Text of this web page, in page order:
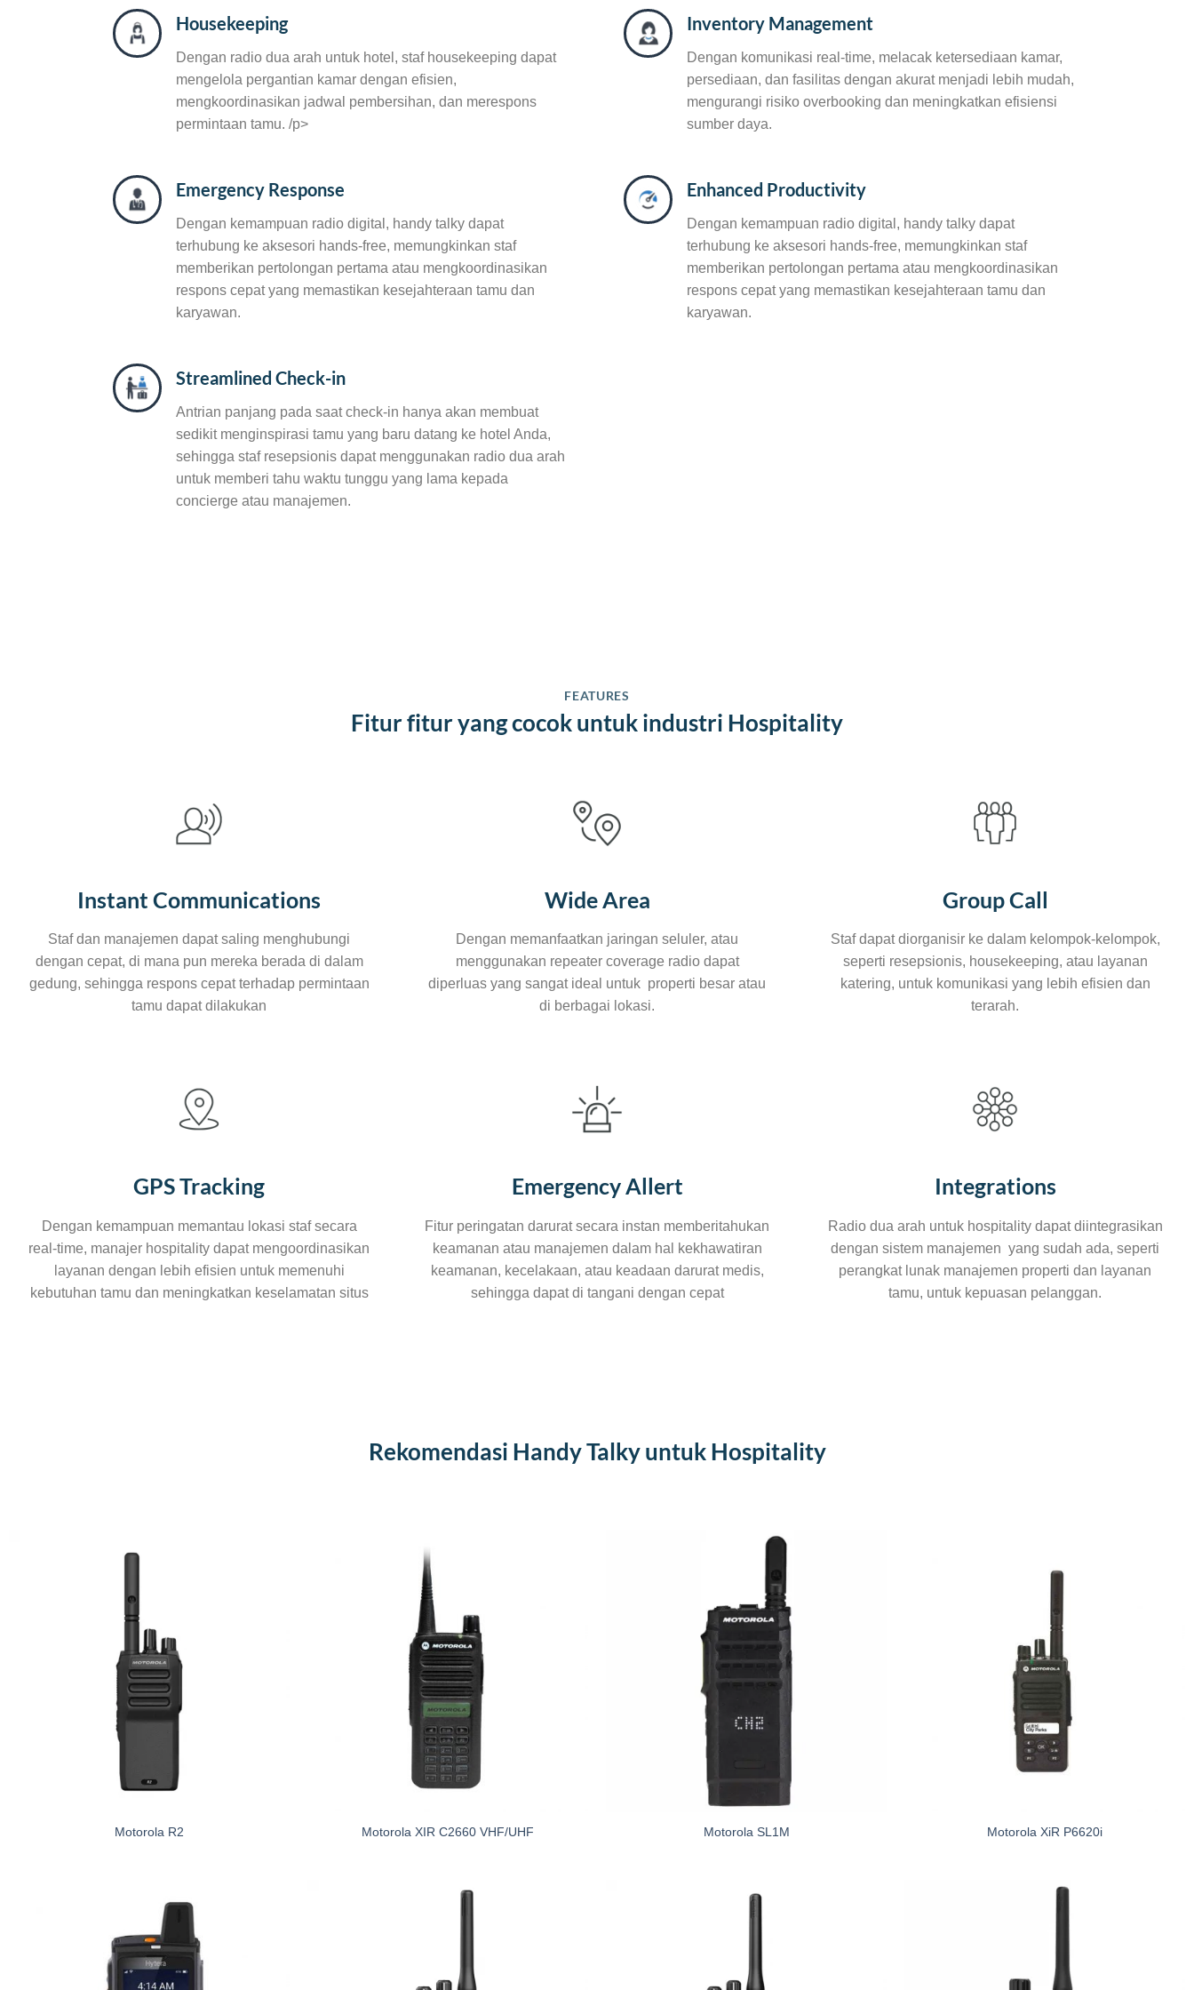
Housekeeping
Dengan radio dua arah untuk hotel, staf housekeeping dapat
mengelola pergantian kamar dengan efisien,
mengkoordinasikan jadwal pembersihan, dan merespons
permintaan tamu. /p>
Inventory Management
Dengan komunikasi real-time, melacak ketersediaan kamar,
persediaan, dan fasilitas dengan akurat menjadi lebih mudah,
mengurangi risiko overbooking dan meningkatkan efisiensi
sumber daya.
Emergency Response
Dengan kemampuan radio digital, handy talky dapat
terhubung ke aksesori hands-free, memungkinkan staf
memberikan pertolongan pertama atau mengkoordinasikan
respons cepat yang memastikan kesejahteraan tamu dan
karyawan.
Enhanced Productivity
Dengan kemampuan radio digital, handy talky dapat
terhubung ke aksesori hands-free, memungkinkan staf
memberikan pertolongan pertama atau mengkoordinasikan
respons cepat yang memastikan kesejahteraan tamu dan
karyawan.
Streamlined Check-in
Antrian panjang pada saat check-in hanya akan membuat
sedikit menginspirasi tamu yang baru datang ke hotel Anda,
sehingga staf resepsionis dapat menggunakan radio dua arah
untuk memberi tahu waktu tunggu yang lama kepada
concierge atau manajemen.
FEATURES
Fitur fitur yang cocok untuk industri Hospitality
Instant Communications
Staf dan manajemen dapat saling menghubungi
dengan cepat, di mana pun mereka berada di dalam
gedung, sehingga respons cepat terhadap permintaan
tamu dapat dilakukan
Wide Area
Dengan memanfaatkan jaringan seluler, atau
menggunakan repeater coverage radio dapat
diperluas yang sangat ideal untuk properti besar atau
di berbagai lokasi.
Group Call
Staf dapat diorganisir ke dalam kelompok-kelompok,
seperti resepsionis, housekeeping, atau layanan
katering, untuk komunikasi yang lebih efisien dan
terarah.
GPS Tracking
Dengan kemampuan memantau lokasi staf secara
real-time, manajer hospitality dapat mengoordinasikan
layanan dengan lebih efisien untuk memenuhi
kebutuhan tamu dan meningkatkan keselamatan situs
Emergency Allert
Fitur peringatan darurat secara instan memberitahukan
keamanan atau manajemen dalam hal kekhawatiran
keamanan, kecelakaan, atau keadaan darurat medis,
sehingga dapat di tangani dengan cepat
Integrations
Radio dua arah untuk hospitality dapat diintegrasikan
dengan sistem manajemen yang sudah ada, seperti
perangkat lunak manajemen properti dan layanan
tamu, untuk kepuasan pelanggan.
Rekomendasi Handy Talky untuk Hospitality
Motorola R2 Motorola XIR C2660 VHF/UHF Motorola SL1M Motorola XiR P6620i